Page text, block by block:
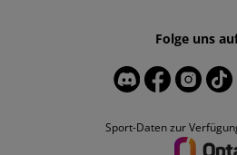
Sport-Daten zur
Folge uns